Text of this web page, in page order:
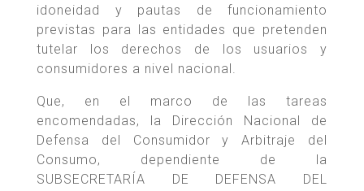
idoneidad y pautas de funcionamiento
previstas para las entidades que pretenden
tutelar los derechos de los usuarios y
consumidores a nivel nacional.
Que, en el marco de las tareas
encomendadas, la Dirección Nacional de
Defensa del Consumidor y Arbitraje del
Consumo, dependiente de la
SUBSECRETARÍA DE DEFENSA DEL